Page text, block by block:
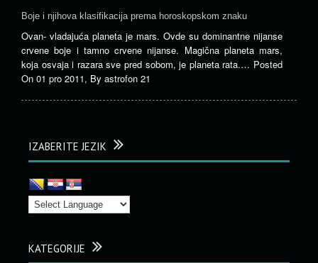
Boje i njihova klasifikacija prema horoskopskom znaku
Ovan- vladajuća planeta je mars. Ovde su dominantne nijanse
crvene boje i tamno crvene nijanse. Magična planeta mars,
koja osvaja i razara sve pred sobom, je planeta rata.… Posted
On 01 pro 2011, By astrofon 21
IZABERITE JEZIK
KATEGORIJE